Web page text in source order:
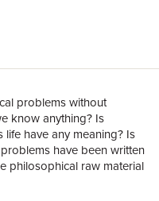
problems without
know anything? Is
have any meaning? Is
have been written
philosophical raw material
relation to it.In this